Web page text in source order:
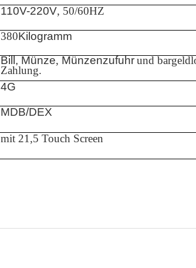
110V-220V, 50/60HZ
380Kilogramm
Bill, Münze, Münzenzufuhrund
Zahlung.
4G
MDB/DEX
mit 21,5 Touch Screen